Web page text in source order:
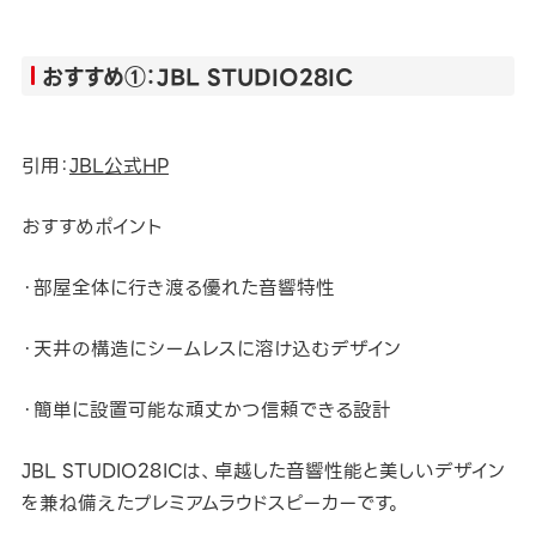
おすすめ①：JBL STUDIO28IC
引用：JBL公式HP
おすすめポイント
・部屋全体に行き渡る優れた音響特性
・天井の構造にシームレスに溶け込むデザイン
・簡単に設置可能な頑丈かつ信頼できる設計
JBL STUDIO28ICは、卓越した音響性能と美しいデザイン
を兼ね備えたプレミアムラウドスピーカーです。